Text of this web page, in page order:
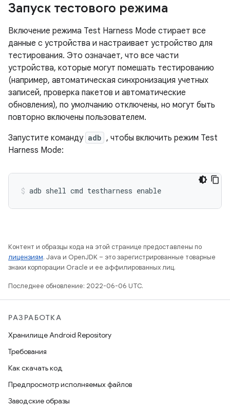
Запуск тестового режима
Включение режима Test Harness Mode стирает все
данные с устройства и настраивает устройство для
тестирования. Это означает, что все части
устройства, которые могут помешать тестированию
(например, автоматическая синхронизация учетных
записей, проверка пакетов и автоматические
обновления), по умолчанию отключены, но могут быть
повторно включены пользователем.
Запустите команду adb , чтобы включить режим Test
Harness Mode:
adb shell cmd testharness enable
Контент и образцы кода на этой странице предоставлены по
лицензиям. Java и OpenJDK – это зарегистрированные товарные
знаки корпорации Oracle и ее аффилированных лиц.
Последнее обновление: 2022-06-06 UTC.
РАЗРАБОТКА
Хранилище Android Repository
Требования
Как скачать код
Предпросмотр исполняемых файлов
Заводские образы